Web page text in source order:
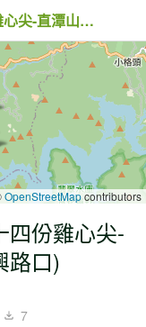
翡翠水庫秘境(赤蘆古道-十四份雞心尖-直潭山東北峰-直潭山-金興路口)
OpenStreetMapcontributors
四份雞心尖-
路口)
7